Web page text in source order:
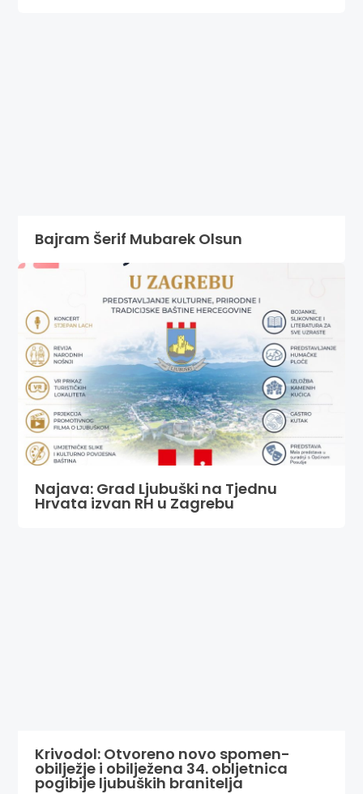
Bajram Šerif Mubarek Olsun
Najava: Grad Ljubuški na Tjednu
Hrvata izvan RH u Zagrebu
Krivodol: Otvoreno novo spomen-
obilježje i obilježena 34. obljetnica
pogibije ljubuških branitelja